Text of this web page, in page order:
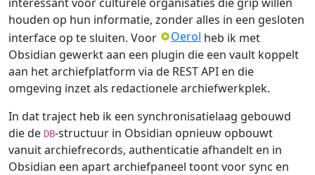
houden op hun informatie, zonder alles in een gesloten
interface op te sluiten. Voor
Oerol heb ik met
Obsidian gewerkt aan een plugin die een vault koppelt
aan het archiefplatform via de REST API en die
omgeving inzet als redactionele archiefwerkplek.
In dat traject heb ik een synchronisatielaag gebouwd
die de DB-structuur in Obsidian opnieuw opbouwt
vanuit archiefrecords, authenticatie afhandelt en in
Obsidian een apart archiefpaneel toont voor sync en